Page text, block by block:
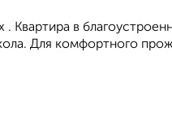
в
Для комфортного